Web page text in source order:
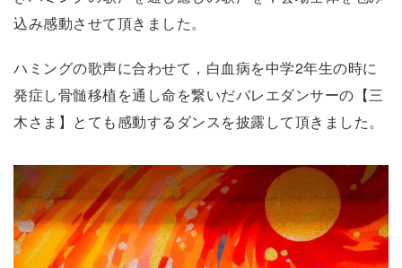
込み感動させて頂きました。
ハミングの歌声に合わせて，白血病を中学2年生の時に
発症し骨髄移植を通し命を繋いだバレエダンサーの【三
木さま】とても感動するダンスを披露して頂きました。